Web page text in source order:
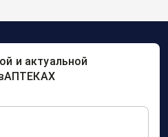
и актуальной